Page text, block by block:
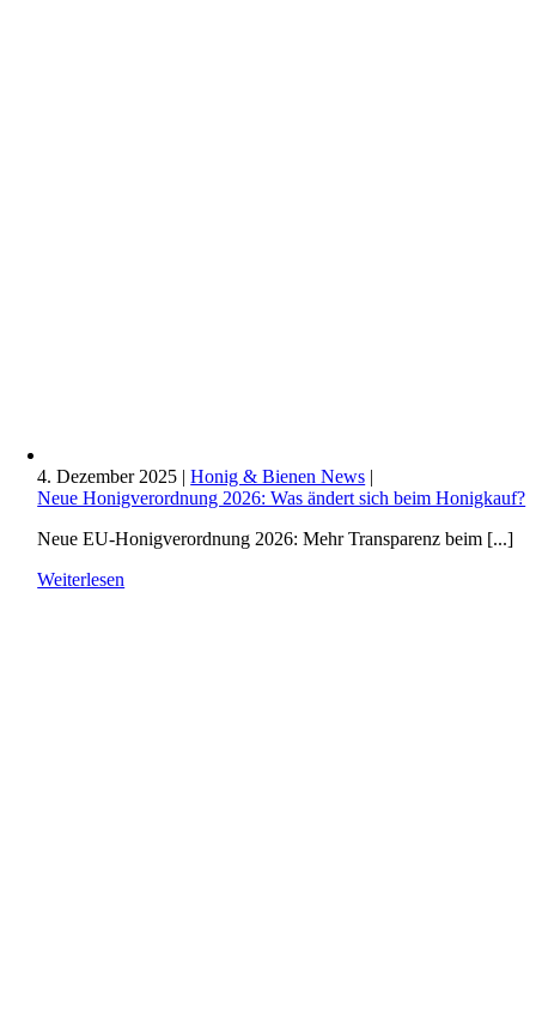
4. Dezember 2025 |Honig & Bienen News |
Neue Honigverordnung 2026: Was ändert sich beim Honigkauf?
Neue EU-Honigverordnung 2026: Mehr Transparenz beim [...]
Weiterlesen